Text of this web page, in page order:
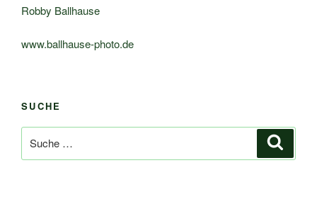
Robby Ballhause
www.ballhause-photo.de
SUCHE
nach: